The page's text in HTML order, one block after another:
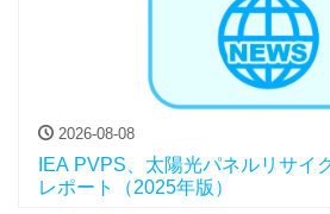
2026-08-08
IEA PVPS、太陽光パネルリサイ
レポート（2025年版）